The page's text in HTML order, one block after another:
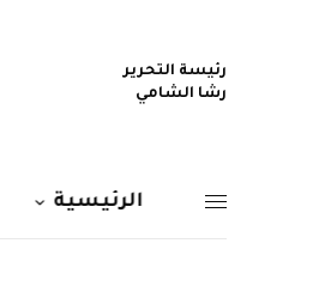
رئيسة التحرير
رشا الشامي
الرئيسية